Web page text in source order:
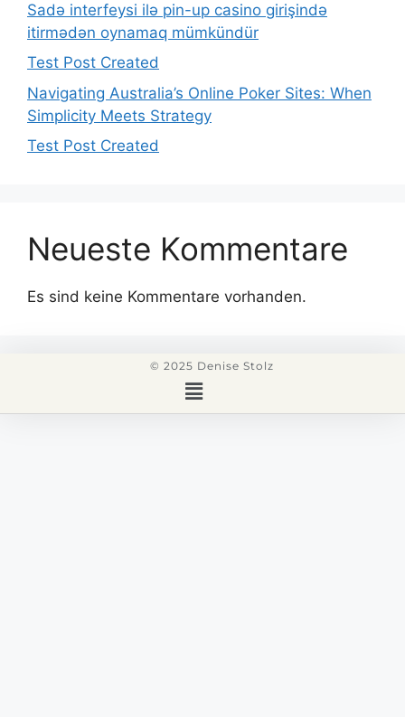
Sadə interfeysi ilə pin-up casino girişində
itirmədən oynamaq mümkündür
Test Post Created
Navigating Australia’s Online Poker Sites: When
Simplicity Meets Strategy
Test Post Created
Neueste Kommentare
Es sind keine Kommentare vorhanden.
© 2025 Denise Stolz